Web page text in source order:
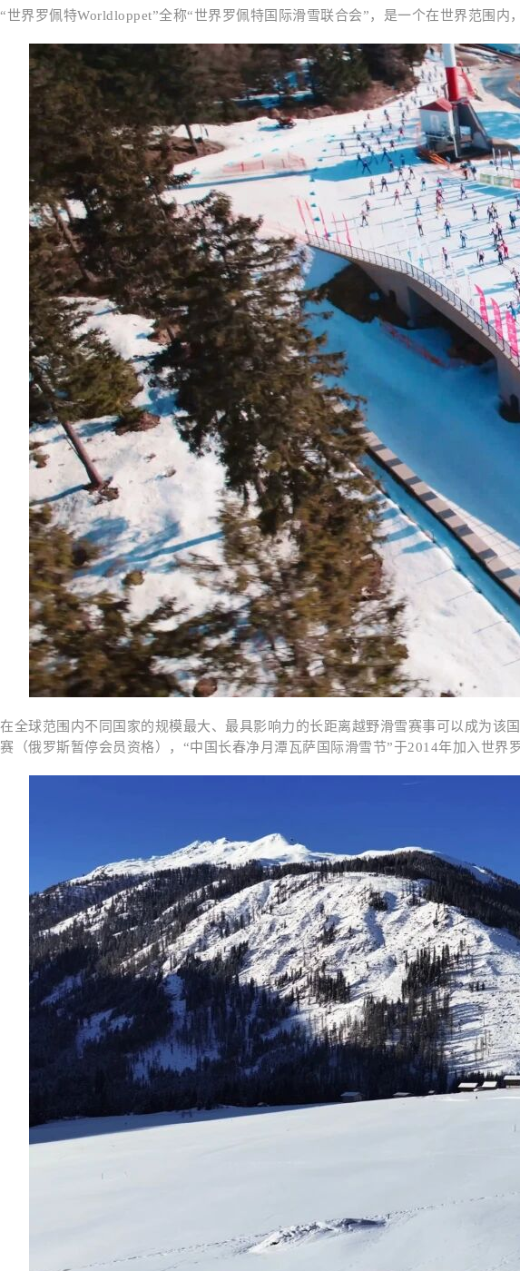
“世界罗佩特Worldloppet”全称“世界罗佩特国际滑雪联合会”， 是一个在世界范围内
在全球范围内不同国家的规模最大、最具影响力的长距离越野滑雪赛事可以成为该
赛（俄罗斯暂停会员资格），“中国长春净月潭瓦萨国际滑雪节”于2014年加入世界